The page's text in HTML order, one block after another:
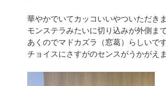
華やかでいてカッコいいやついただき
モンステラみたいに切り込みが外側ま
あくのでマドカズラ（窓葛）らしいです
チョイスにさすがのセンスがうかがえま